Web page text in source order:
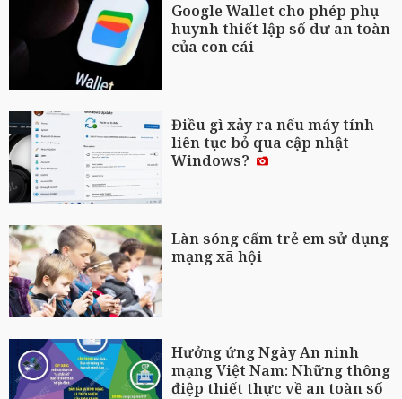
Google Wallet cho phép phụ
huynh thiết lập số dư an toàn
của con cái
Điều gì xảy ra nếu máy tính
liên tục bỏ qua cập nhật
Windows?
Làn sóng cấm trẻ em sử dụng
mạng xã hội
Hưởng ứng Ngày An ninh
mạng Việt Nam: Những thông
điệp thiết thực về an toàn số